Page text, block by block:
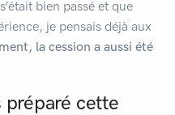
bien passé et que
je pensais déjà aux
la cession a aussi été
préparé cette